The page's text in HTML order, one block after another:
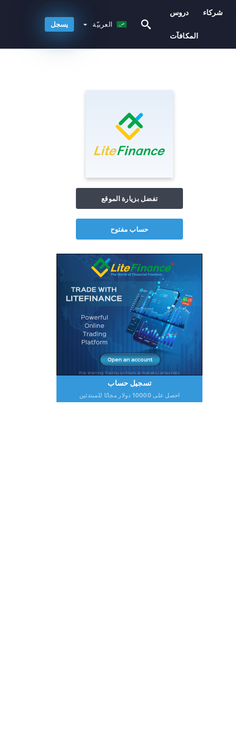
دروس شركاء
المكافآت
العربيّة يسجل
تفضل بزيارة الموقع
حساب مفتوح
تسجيل حساب
احصل على 10000 دولار مجانًا للمبتدئين